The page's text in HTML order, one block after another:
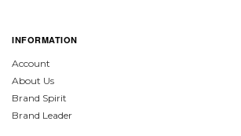
INFORMATION
Account
About Us
Brand Spirit
Brand Leader